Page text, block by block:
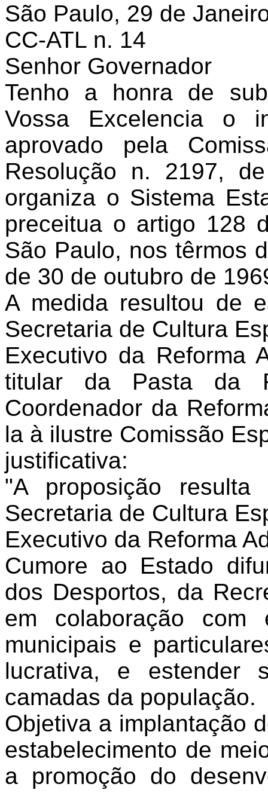
São Paulo, 29 de
CC-ATL n. 14
Senhor Governador
Tenho a honra de
Vossa Excelencia o
aprovado pela
Resolução n. 2197,
organiza o Sistema
preceitua o artigo 128
São Paulo, nos têrmos
de 30 de outubro de
A medida resultou de
Secretaria de Cultura
Executivo da Reforma
titular da Pasta da
Coordenador da
la à ilustre Comissão
justificativa:
"A proposição
Secretaria de Cultura
Executivo da Reforma
Cumore ao Estado
dos Desportos, da
em colaboração com
municipais e
lucrativa, e estender
camadas da população.
Objetiva a implantação
estabelecimento de
a promoção do